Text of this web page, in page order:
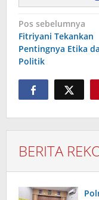
Navigasi
pos
Pos sebelumnya
Fitriyani Tekankan
Pentingnya Etika
Politik
BERITA